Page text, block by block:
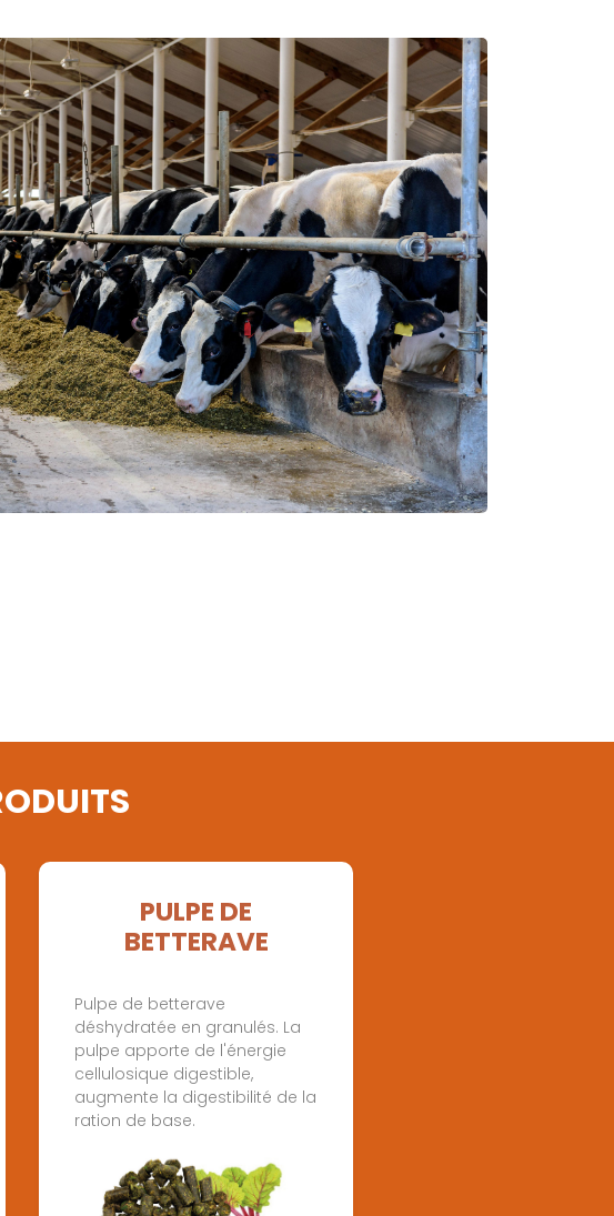
PULPE DE
BETTERAVE
Pulpe de betterave
déshydratée en granulés. La
pulpe apporte de l'énergie
cellulosique digestible,
augmente la digestibilité de la
ration de base.